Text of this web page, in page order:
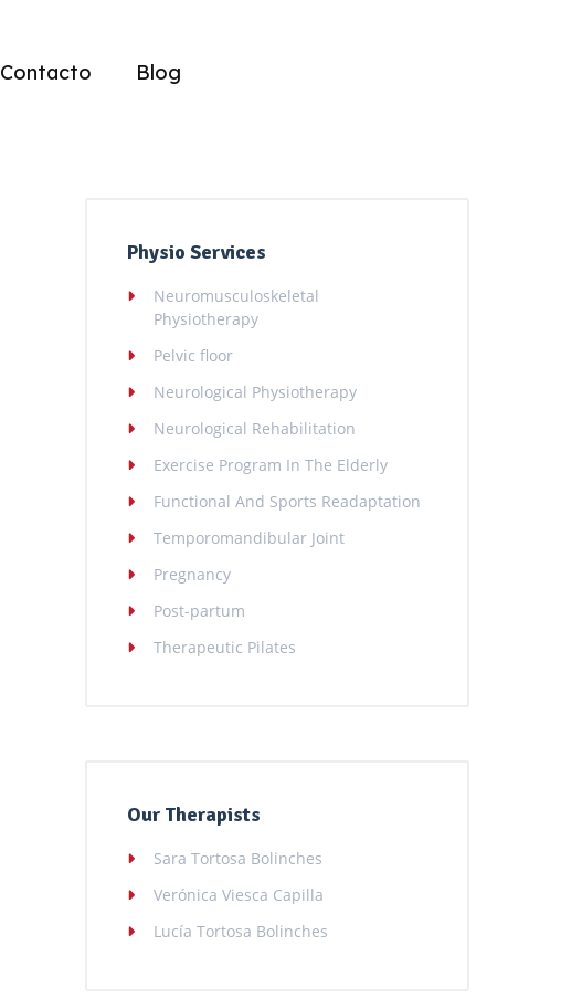
Contacto Blog
Physio Services
Neuromusculoskeletal
Physiotherapy
Pelvic floor
Neurological Physiotherapy
Neurological Rehabilitation
Exercise Program In The Elderly
Functional And Sports Readaptation
Temporomandibular Joint
Pregnancy
Post-partum
Therapeutic Pilates
Our Therapists
Sara Tortosa Bolinches
Verónica Viesca Capilla
Lucía Tortosa Bolinches